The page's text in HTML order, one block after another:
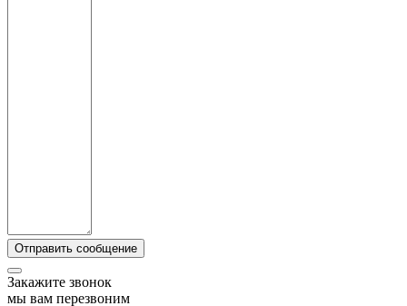
Закажите звонок
мы вам перезвоним